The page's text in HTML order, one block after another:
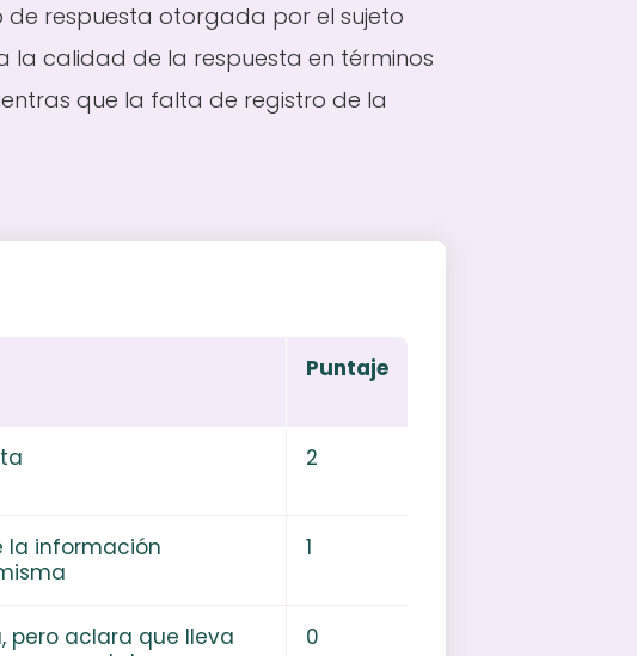
respuesta otorgada por el sujeto
la calidad de la respuesta en términos
que la falta de registro de la
Puntaje
2
la información
1
pero aclara que lleva
0